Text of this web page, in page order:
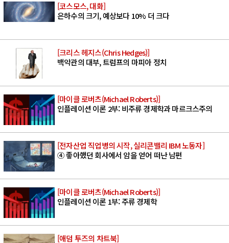
[코스모스, 대화]
은하수의 크기, 예상보다 10% 더 크다
[크리스 헤지스(Chris Hedges)]
백악관의 대부, 트럼프의 마피아 정치
[마이클 로버츠(Michael Roberts)]
인플레이션 이론 2부: 비주류 경제학과 마르크스주의
[전자산업 직업병의 시작, 실리콘밸리 IBM 노동자]
④ 좋아했던 회사에서 암을 얻어 떠난 남편
[마이클 로버츠(Michael Roberts)]
인플레이션 이론 1부: 주류 경제학
[애덤 투즈의 차트북]